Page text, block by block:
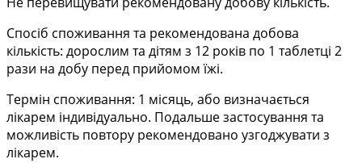
Спосіб споживання та рекомендована добова
кількість: дорослим та дітям з 12 років по 1 таблетці 2
рази на добу перед прийомом їжі.
Термін споживання: 1 місяць, або визначається
лікарем індивідуально. Подальше застосування та
можливість повтору рекомендовано узгоджувати з
лікарем.